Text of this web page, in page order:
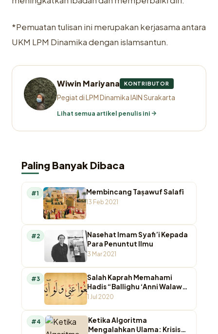
*Pemuatan tulisan ini merupakan kerjasama antara
UKM LPM Dinamika dengan islamsantun.
Wiwin Mariyana KONTRIBUTOR
Pegiat di LPM Dinamika IAIN Surakarta
Lihat semua artikel penulis ini
Paling Banyak Dibaca
#1 Membincang Taṣawuf Salafī
13 Feb 2021
#2
Nasehat Imam Syafi’i Kepada
Para Penuntut Ilmu
3 Mar 2021
#3
Salah Kaprah Memahami
Hadis “Ballighu ‘Anni Walaw
Ayah”
1 Jul 2020
#4
Ketika Algoritma
Mengalahkan Ulama: Krisis